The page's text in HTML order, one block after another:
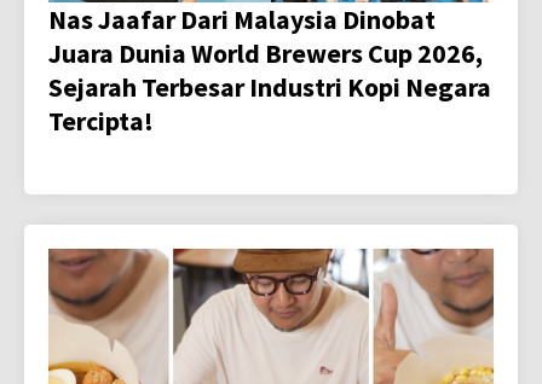
Nas Jaafar Dari Malaysia Dinobat
Juara Dunia World Brewers Cup 2026,
Sejarah Terbesar Industri Kopi Negara
Tercipta!